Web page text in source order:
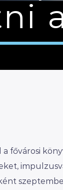
fővárosi